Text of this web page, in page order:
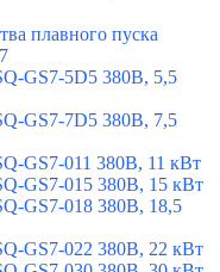
плавного пуска
GS7-5D5 380В, 5,5
GS7-7D5 380В, 7,5
GS7-011 380В, 11 кВт
GS7-015 380В, 15 кВт
GS7-018 380В, 18,5
GS7-022 380В, 22 кВт